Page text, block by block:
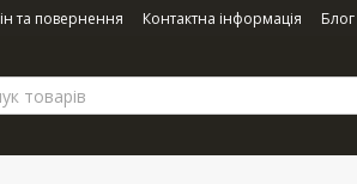
та повернення Контактна інформація Блог